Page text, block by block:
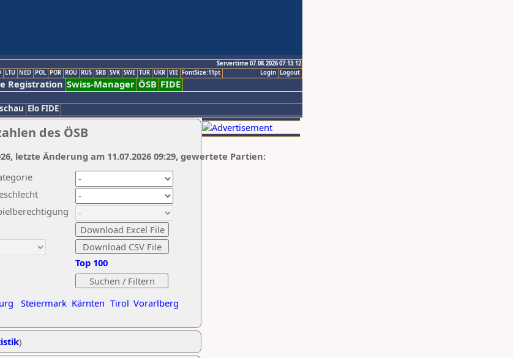
Servertime 07.08.2026 07:13:12
Logout
Login
LTU NED POL POR ROU RUS SRB SVK SWE TUR UKR VIE FontSize:11pt
Registration Swiss-Manager ÖSB FIDE
Elo FIDE
des ÖSB
Steiermark Kärnten Tirol Vorarlberg
Top 100
letzte Änderung am 11.07.2026 09:29, gewertete Partien:
)